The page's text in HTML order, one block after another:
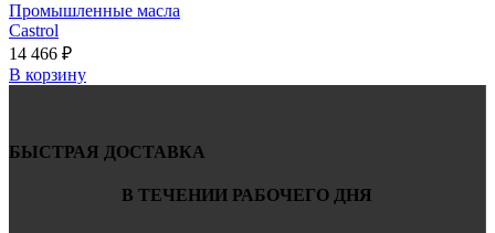
Промышленные масла
Castrol
14 466 ₽
В корзину
БЫСТРАЯ ДОСТАВКА
В ТЕЧЕНИИ РАБОЧЕГО ДНЯ